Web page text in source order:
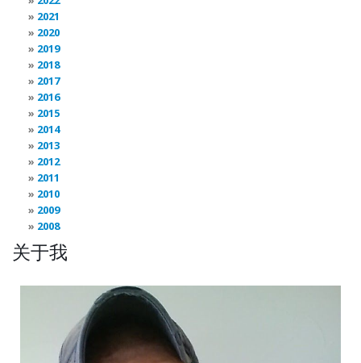
2021
2020
2019
2018
2017
2016
2015
2014
2013
2012
2011
2010
2009
2008
关于我